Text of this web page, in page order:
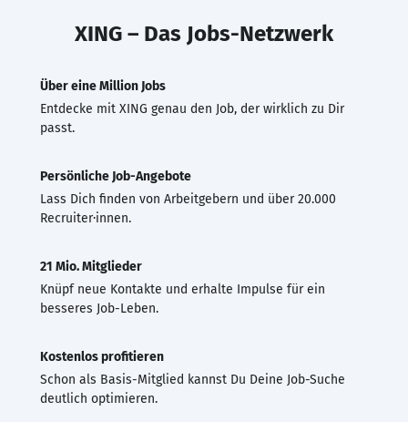
XING – Das Jobs-Netzwerk
Über eine Million Jobs
Entdecke mit XING genau den Job, der wirklich zu Dir
passt.
Persönliche Job-Angebote
Lass Dich finden von Arbeitgebern und über 20.000
Recruiter·innen.
21 Mio. Mitglieder
Knüpf neue Kontakte und erhalte Impulse für ein
besseres Job-Leben.
Kostenlos profitieren
Schon als Basis-Mitglied kannst Du Deine Job-Suche
deutlich optimieren.